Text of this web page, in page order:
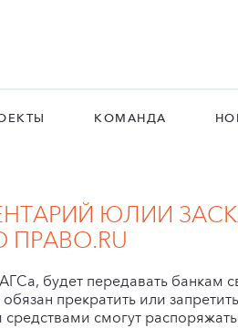
КОМАНДА
ЮЛИИ
будет передавать банкам
прекратить или
смогут